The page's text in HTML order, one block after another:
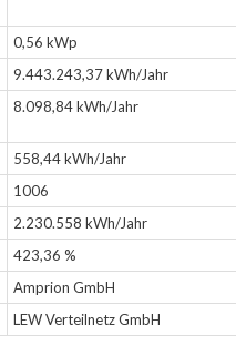
0,56 kWp
9.443.243,37 kWh/Jahr
8.098,84 kWh/Jahr
558,44 kWh/Jahr
1006
2.230.558 kWh/Jahr
423,36 %
Amprion GmbH
LEW Verteilnetz GmbH